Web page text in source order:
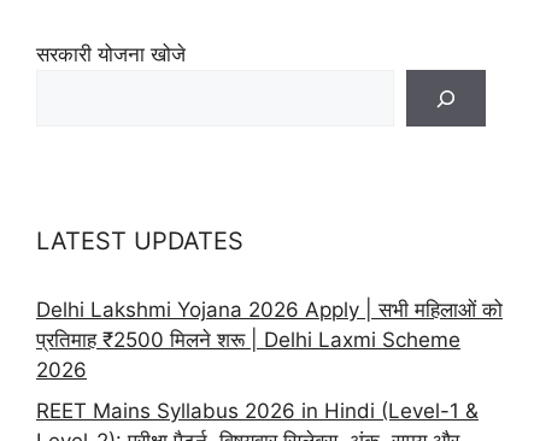
सरकारी योजना खोजे
LATEST UPDATES
Delhi Lakshmi Yojana 2026 Apply | सभी महिलाओं को
प्रतिमाह ₹2500 मिलने शरू | Delhi Laxmi Scheme
2026
REET Mains Syllabus 2026 in Hindi (Level-1 &